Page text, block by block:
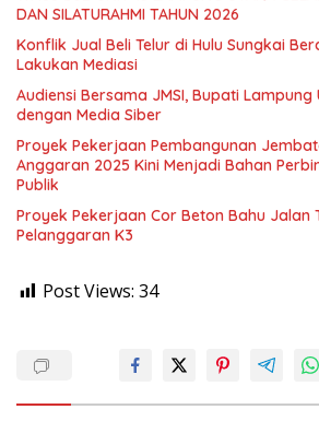
DAN SILATURAHMI TAHUN 2026
Konflik Jual Beli Telur di Hulu Sungkai
Lakukan Mediasi
Audiensi Bersama JMSI, Bupati
dengan Media Siber
Proyek Pekerjaan Pembangunan
Anggaran 2025 Kini Menjadi Bahan
Publik
Proyek Pekerjaan Cor Beton Bahu Jalan
Pelanggaran K3
Post Views: 34